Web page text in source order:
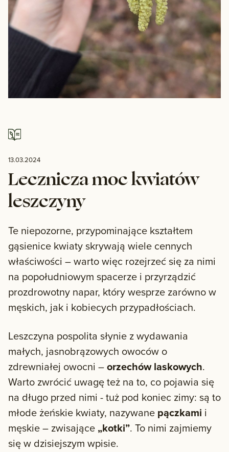
13.03.2024
Lecznicza moc kwiatów
leszczyny
Te niepozorne, przypominające kształtem
gąsienice kwiaty skrywają wiele cennych
właściwości – warto więc rozejrzeć się za nimi
na popołudniowym spacerze i przyrządzić
prozdrowotny napar, który wesprze zarówno w
męskich, jak i kobiecych przypadłościach.
Leszczyna pospolita słynie z wydawania
małych, jasnobrązowych owoców o
zdrewniałej owocni –orzechów laskowych.
Warto zwrócić uwagę też na to, co pojawia się
na długo przed nimi - tuż pod koniec zimy: są to
młode żeńskie kwiaty, nazywane pączkami i
męskie – zwisające „kotki”. To nimi zajmiemy
się w dzisiejszym wpisie.